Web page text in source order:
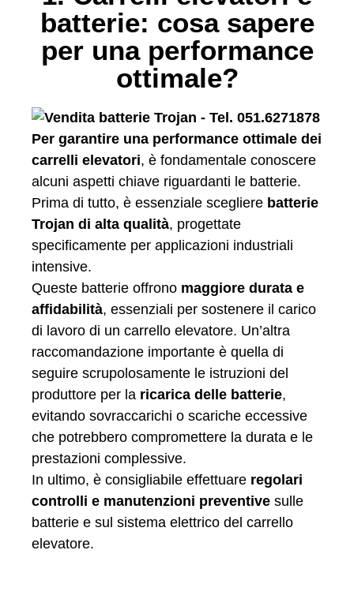
batterie: cosa sapere
per una performance
ottimale?
Per garantire una performance ottimale dei
carrelli elevatori, è fondamentale conoscere
alcuni aspetti chiave riguardanti le batterie.
Prima di tutto, è essenziale scegliere batterie
Trojan di alta qualità, progettate
specificamente per applicazioni industriali
intensive.
Queste batterie offrono maggiore durata e
affidabilità, essenziali per sostenere il carico
di lavoro di un carrello elevatore. Un’altra
raccomandazione importante è quella di
seguire scrupolosamente le istruzioni del
produttore per la ricarica delle batterie,
evitando sovraccarichi o scariche eccessive
che potrebbero compromettere la durata e le
prestazioni complessive.
In ultimo, è consigliabile effettuare regolari
controlli e manutenzioni preventive sulle
batterie e sul sistema elettrico del carrello
elevatore.